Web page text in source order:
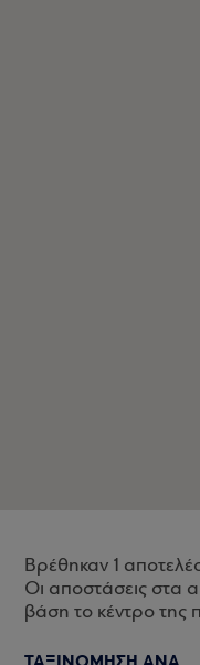
Βρέθηκαν 1
Οι αποστάσεις στα
βάση το κέντρο της